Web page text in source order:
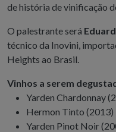
de história de vinificação
O palestrante será
técnico da Inovini,
Heights ao Brasil.
Vinhos a serem
Yarden Chardonnay
Hermon Tinto (2013)
Yarden Pinot Noir